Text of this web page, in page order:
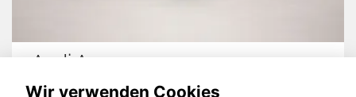
Audi A1
Wir verwenden Cookies